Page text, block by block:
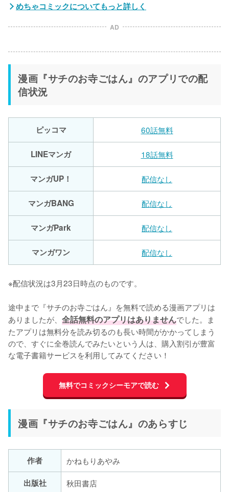
めちゃコミックについてもっと詳しく
AD
漫画『サチのお寺ごはん』のアプリでの配
信状況
ピッコマ 60話無料
LINEマンガ 18話無料
マンガUP！ 配信なし
マンガBANG 配信なし
マンガPark 配信なし
マンガワン 配信なし
※配信状況は3月23日時点のものです。
途中まで『サチのお寺ごはん』を無料で読める漫画アプリは
ありましたが、 全話無料のアプリはありませんでした。ま
たアプリは無料分を読み切るのも長い時間がかかってしまう
ので、すぐに全巻読んでみたいという人は、購入割引が豊富
な電子書籍サービスを利用してみてください！
無料でコミックシーモアで読む
漫画『サチのお寺ごはん』のあらすじ
作者
かねもりあやみ
出版社
秋田書店